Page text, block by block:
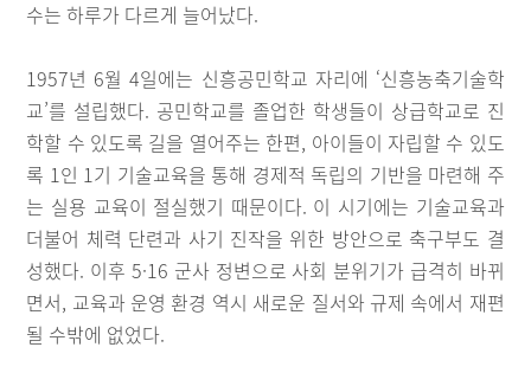
수는 하루가 다르게 늘어났다.
1957년 6월 4일에는 신흥공민학교 자리에 ‘신흥농축기술학
교’를 설립했다. 공민학교를 졸업한 학생들이 상급학교로 진
학할 수 있도록 길을 열어주는 한편, 아이들이 자립할 수 있도
록 1인 1기 기술교육을 통해 경제적 독립의 기반을 마련해 주
는 실용 교육이 절실했기 때문이다. 이 시기에는 기술교육과
더불어 체력 단련과 사기 진작을 위한 방안으로 축구부도 결
성했다. 이후 5·16 군사 정변으로 사회 분위기가 급격히 바뀌
면서, 교육과 운영 환경 역시 새로운 질서와 규제 속에서 재편
될 수밖에 없었다.